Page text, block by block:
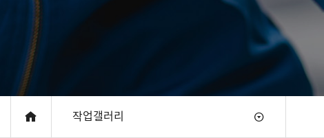
작업갤러리